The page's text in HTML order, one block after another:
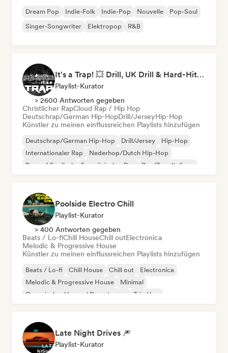
Dream Pop Indie-Folk Indie-Pop Nouvelle
Pop-Soul
Singer-Songwriter
Elektropop R&B
It's a Trap! 💥 Drill, UK Drill & Hard-Hitting Trap
Playlist-Kurator
> 2600 Antworten gegeben
Christlicher RapCloud Rap / Hip Hop
Deutschrap/German Hip-HopDrill/JerseyHip-Hop
Künstler zu meinen einflussreichen Playlists hinzufügen
Deutschrap/German Hip-Hop Drill/Jersey
Hip-Hop
Internationaler Rap
Nederhop/Dutch Hip-Hop
Rap auf Englisch
Französischer Rap Rap/Trap Italiano
Poolside Electro Chill
Playlist-Kurator
> 400 Antworten gegeben
Beats / Lo-fiChill HouseChill outElectronica
Melodic & Progressive House
Künstler zu meinen einflussreichen Playlists hinzufügen
Beats / Lo-fi Chill House Chill out
Electronica
Melodic & Progressive House
Minimal
Organischer House / Downtempo
Trip Hop
Late Night Drives 🎆
Playlist-Kurator